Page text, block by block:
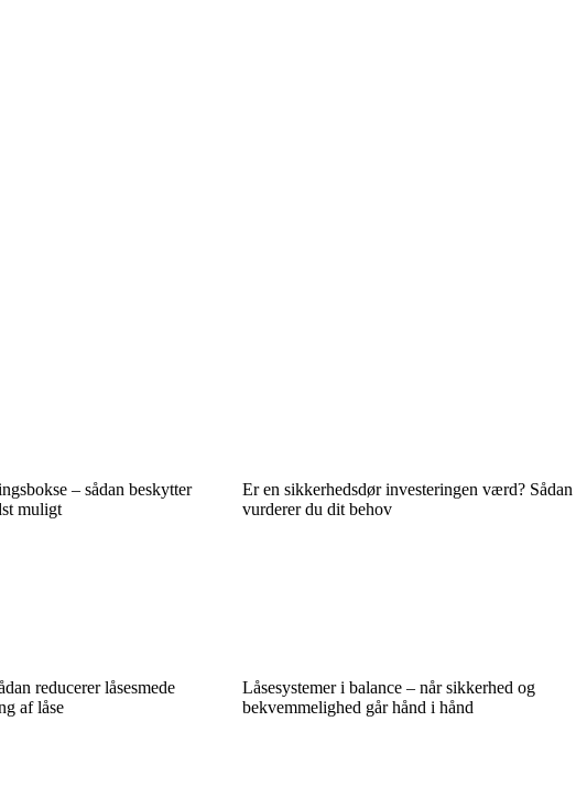
– sådan beskytter
muligt
Er en sikkerhedsdør investeringen værd? Sådan
vurderer du dit behov
reducerer låsesmede
af låse
Låsesystemer i balance – når sikkerhed og
bekvemmelighed går hånd i hånd